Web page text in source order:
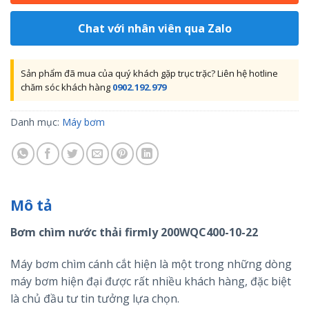
Chat với nhân viên qua Zalo
Sản phẩm đã mua của quý khách gặp trục trặc? Liên hệ hotline
chăm sóc khách hàng 0902.192.979
Danh mục: Máy bơm
Mô tả
Bơm chìm nước thải firmly 200WQC400-10-22
Máy bơm chìm cánh cắt hiện là một trong những dòng
máy bơm hiện đại được rất nhiều khách hàng, đặc biệt
là chủ đầu tư tin tưởng lựa chọn.